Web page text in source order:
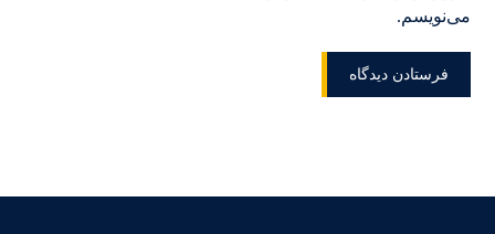
می‌نویسم.